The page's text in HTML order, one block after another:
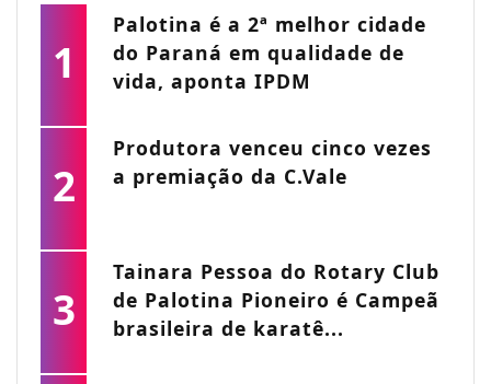
1
Palotina é a 2ª melhor cidade
do Paraná em qualidade de
vida, aponta IPDM
2
Produtora venceu cinco vezes
a premiação da C.Vale
3
Tainara Pessoa do Rotary Club
de Palotina Pioneiro é Campeã
brasileira de karatê...